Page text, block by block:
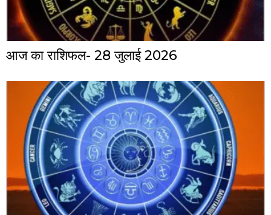
आज का राशिफल- 28 जुलाई 2026